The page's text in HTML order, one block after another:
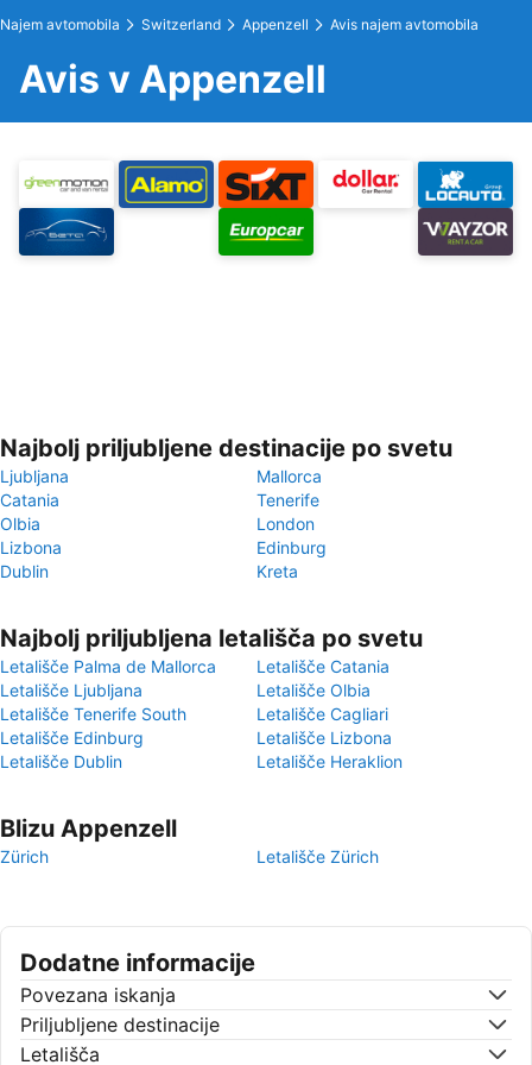
Najem avtomobila Switzerland Appenzell Avis najem avtomobila
Avis v Appenzell
Najbolj priljubljene destinacije po svetu
Ljubljana
Mallorca
Catania
Tenerife
Olbia
London
Lizbona
Edinburg
Dublin
Kreta
Najbolj priljubljena letališča po svetu
Letališče Palma de Mallorca
Letališče Catania
Letališče Ljubljana
Letališče Olbia
Letališče Tenerife South
Letališče Cagliari
Letališče Edinburg
Letališče Lizbona
Letališče Dublin
Letališče Heraklion
Blizu Appenzell
Zürich Letališče Zürich
Dodatne informacije
Povezana iskanja
Priljubljene destinacije
Letališča